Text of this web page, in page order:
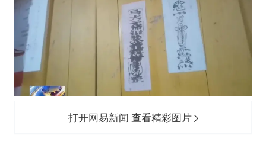
打开网易新闻 查看精彩图片